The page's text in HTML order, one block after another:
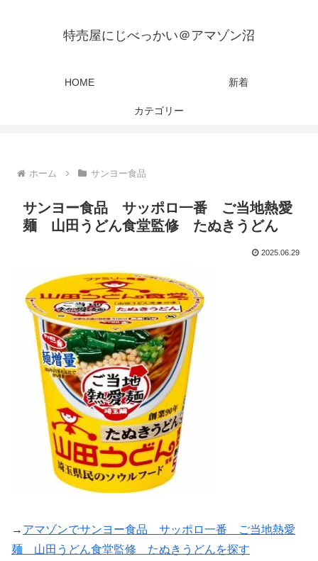
特売屋にじべっかい＠アマゾン沼
HOME 新着
カテゴリー
ホーム サンヨー食品
サンヨー食品 サッポロ一番 ご当地熱愛
麺 山田うどん食堂監修 たぬきうどん
2025.06.29
→ アマゾンでサンヨー食品 サッポロ一番 ご当地熱愛
麺 山田うどん食堂監修 たぬきうどんを探す